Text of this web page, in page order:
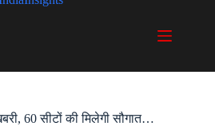
60 सीटों की मिलेगी सौगात…